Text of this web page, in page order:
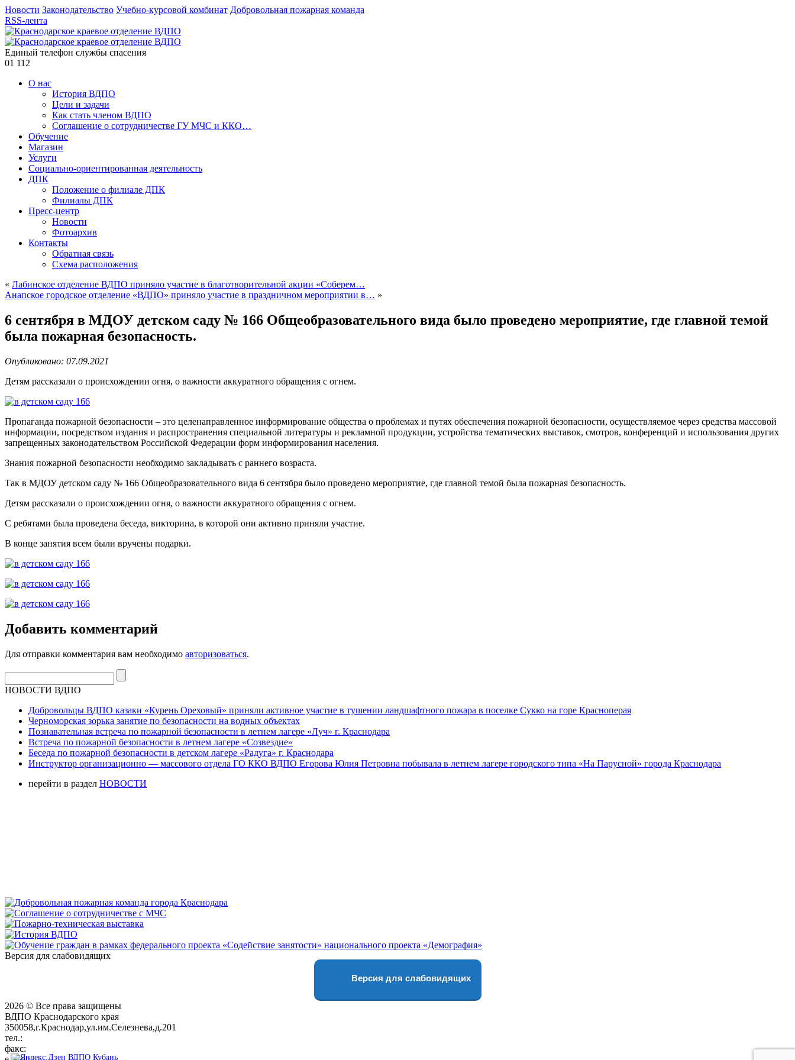
Новости Законодательство Учебно-курсовой комбинат Добровольная пожарная команда
RSS-лента
Единый телефон службы спасения
01 112
О нас
История ВДПО
Цели и задачи
Как стать членом ВДПО
Соглашение о сотрудничестве ГУ МЧС и ККО…
Обучение
Магазин
Услуги
Социально-ориентированная деятельность
ДПК
Положение о филиале ДПК
Филиалы ДПК
Пресс-центр
Новости
Фотоархив
Контакты
Обратная связь
Схема расположения
« Лабинское отделение ВДПО приняло участие в благотворительной акции «Соберем…
Анапское городское отделение «ВДПО» приняло участие в праздничном мероприятии в… »
6 сентября в МДОУ детском саду № 166 Общеобразовательного вида было проведено мероприятие, где главной темой
была пожарная безопасность.
Опубликовано: 07.09.2021
Детям рассказали о происхождении огня, о важности аккуратного обращения с огнем.
Пропаганда пожарной безопасности – это целенаправленное информирование общества о проблемах и путях обеспечения пожарной безопасности, осуществляемое через средства массовой
информации, посредством издания и распространения специальной литературы и рекламной продукции, устройства тематических выставок, смотров, конференций и использования других
запрещенных законодательством Российской Федерации форм информирования населения.
Знания пожарной безопасности необходимо закладывать с раннего возраста.
Так в МДОУ детском саду № 166 Общеобразовательного вида 6 сентября было проведено мероприятие, где главной темой была пожарная безопасность.
Детям рассказали о происхождении огня, о важности аккуратного обращения с огнем.
С ребятами была проведена беседа, викторина, в которой они активно приняли участие.
В конце занятия всем были вручены подарки.
Добавить комментарий
Для отправки комментария вам необходимо авторизоваться.
НОВОСТИ ВДПО
Добровольцы ВДПО казаки «Курень Ореховый» приняли активное участие в тушении ландшафтного пожара в поселке Сукко на горе Красноперая
Черноморская зорька занятие по безопасности на водных объектах
Познавательная встреча по пожарной безопасности в летнем лагере «Луч» г. Краснодара
Встреча по пожарной безопасности в летнем лагере «Созвездие»
Беседа по пожарной безопасности в детском лагере «Радуга» г. Краснодара
Инструктор организационно — массового отдела ГО ККО ВДПО Егорова Юлия Петровна побывала в летнем лагере городского типа «На Парусной» города Краснодара
перейти в раздел НОВОСТИ
Версия для слабовидящих
Версия для слабовидящих
2026 © Все права защищены
ВДПО Краснодарского края
350058,г.Краснодар,ул.им.Селезнева,д.201
тел.:
факс: